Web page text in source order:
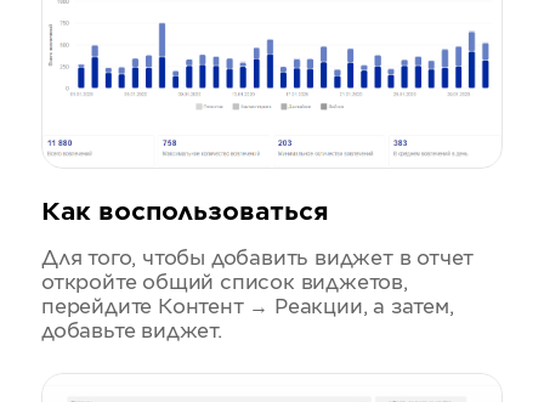
Как воспользоваться
Для того, чтобы добавить виджет в отчет
откройте общий список виджетов,
перейдите Контент → Реакции, а затем,
добавьте виджет.